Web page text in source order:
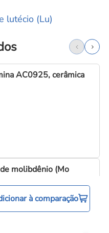
lutécio (Lu)
AC0925, cerâmica
molibdênio (Mo
à comparação